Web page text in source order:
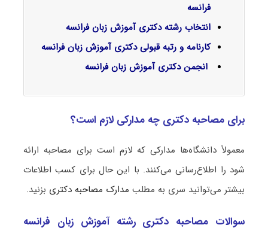
فرانسه
انتخاب رشته دکتری آموزش زبان فرانسه
کارنامه و رتبه قبولی دکتری آموزش زبان فرانسه
انجمن دکتری آموزش زبان فرانسه
برای مصاحبه دکتری چه مدارکی لازم است؟
معمولاً دانشگاه‌ها مدارکی که لازم است برای مصاحبه ارائه
شود را اطلاع‌رسانی می‌کنند. با این حال برای کسب اطلاعات
بیشتر می‌توانید سری به مطلب مدارک مصاحبه دکتری بزنید.
سوالات مصاحبه دکتری رشته آموزش زبان فرانسه